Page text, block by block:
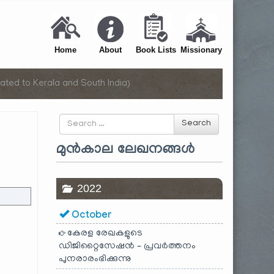
Home About Book Lists Missionary
to Kerala and South India)
Search
for
Search
മുൻകാല ലേഖനങ്ങൾ
2022
October
കേരള രേഖകളുടെ
ഡിജിറ്റൈസേഷൻ – പ്രവർത്തനം
പുനരാരംഭിക്കുന്നു